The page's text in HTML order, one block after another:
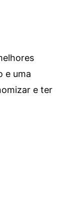
e uma
e ter